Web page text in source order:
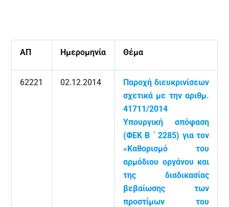
ΑΠ Ημερομηνία Θέμα
62221 02.12.2014
Παροχή διευκρινίσεων
σχετικά με την αριθμ.
41711/2014
Υπουργική απόφαση
(ΦΕΚ Β ΄ 2285) για τον
«Καθορισμό του
αρμόδιου οργάνου και
της διαδικασίας
βεβαίωσης των
προστίμων του